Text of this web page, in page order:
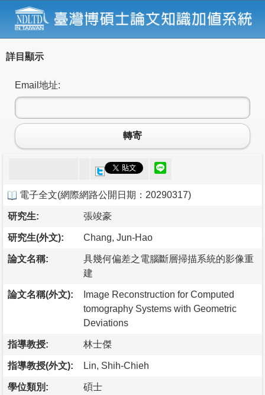
詳目顯示
Email地址:
轉寄
電子全文(網際網路公開日期：20290317)
研究生: 張竣豪
研究生(外文): Chang, Jun-Hao
論文名稱:
具幾何偏差之電腦斷層掃描系統的影像重
建
論文名稱(外文):
Image Reconstruction for Computed
tomography Systems with Geometric
Deviations
指導教授: 林士傑
指導教授(外文): Lin, Shih-Chieh
學位類別: 碩士